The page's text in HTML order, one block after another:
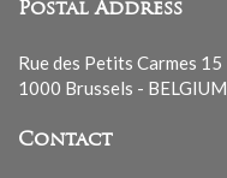
Postal Address
Rue des Petits Carmes 15
1000 Brussels - BELGIUM
Contact